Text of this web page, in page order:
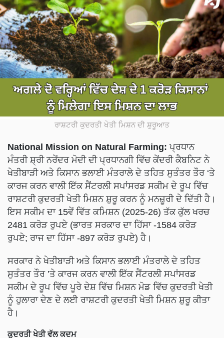
ਰਾਸ਼ਟਰੀ ਕੁਦਰਤੀ ਖੇਤੀ ਮਿਸ਼ਨ ਦੀ ਸ਼ੁਰੂਆਤ
National Mission on Natural Farming: ਪ੍ਰਧਾਨ
ਮੰਤਰੀ ਸ਼੍ਰੀ ਨਰੇਂਦਰ ਮੋਦੀ ਦੀ ਪ੍ਰਧਾਨਗੀ ਵਿੱਚ ਕੇਂਦਰੀ ਕੈਬਨਿਟ ਨੇ
ਖੇਤੀਬਾੜੀ ਅਤੇ ਕਿਸਾਨ ਭਲਾਈ ਮੰਤਰਾਲੇ ਦੇ ਤਹਿਤ ਸੁਤੰਤਰ ਤੌਰ ‘ਤੇ
ਕਾਰਜ ਕਰਨ ਵਾਲੀ ਇੱਕ ਸੈਂਟਰਲੀ ਸਪਾਂਸਰਡ ਸਕੀਮ ਦੇ ਰੂਪ ਵਿੱਚ
ਰਾਸ਼ਟਰੀ ਕੁਦਰਤੀ ਖੇਤੀ ਮਿਸ਼ਨ ਸ਼ੁਰੂ ਕਰਨ ਨੂੰ ਮਨਜ਼ੂਰੀ ਦੇ ਦਿੱਤੀ ਹੈ।
ਇਸ ਸਕੀਮ ਦਾ 15ਵੇਂ ਵਿੱਤ ਕਮਿਸ਼ਨ (2025-26) ਤੱਕ ਕੁੱਲ ਖਰਚ
2481 ਕਰੋੜ ਰੁਪਏ (ਭਾਰਤ ਸਰਕਾਰ ਦਾ ਹਿੱਸਾ -1584 ਕਰੋੜ
ਰੁਪਏ; ਰਾਜ ਦਾ ਹਿੱਸਾ -897 ਕਰੋੜ ਰੁਪਏ) ਹੈ।
ਸਰਕਾਰ ਨੇ ਖੇਤੀਬਾੜੀ ਅਤੇ ਕਿਸਾਨ ਭਲਾਈ ਮੰਤਰਾਲੇ ਦੇ ਤਹਿਤ
ਸੁਤੰਤਰ ਤੌਰ ’ਤੇ ਕਾਰਜ ਕਰਨ ਵਾਲੀ ਇੱਕ ਸੈਂਟਰਲੀ ਸਪਾਂਸਰਡ
ਸਕੀਮ ਦੇ ਰੂਪ ਵਿੱਚ ਪੂਰੇ ਦੇਸ਼ ਵਿੱਚ ਮਿਸ਼ਨ ਮੋਡ ਵਿੱਚ ਕੁਦਰਤੀ ਖੇਤੀ
ਨੂੰ ਹੁਲਾਰਾ ਦੇਣ ਦੇ ਲਈ ਰਾਸ਼ਟਰੀ ਕੁਦਰਤੀ ਖੇਤੀ ਮਿਸ਼ਨ ਸ਼ੁਰੂ ਕੀਤਾ
ਹੈ।
ਕੁਦਰਤੀ ਖੇਤੀ ਵੱਲ ਕਦਮ